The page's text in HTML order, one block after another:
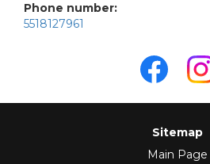
Phone number:
5518127961
Sitemap
Main Page